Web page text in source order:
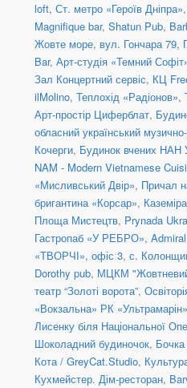
loft, Ст. метро «Героїв Дніпра»,
Magnifique bar, Shatun Pub,
Жовте море, вул. Гончара 79,
Bar, Арт-студія «Темний
Зал Концертний сервіс, КЦ
ilMolino, Теплохід «Радіонов»,
Арт-простір Циферблат,
обласний український
Кочерги, Будинок вчених НАН
NAM - Modern Vietnamese
«Мисливський Двір», Причал
бригантина «Корсар»,
Площа Мистецтв, Prynada
Гастропаб «У РЕБРО»,
«ТВОРЧІ», офіс 3, с.
Dorothy pub, МЦКМ
театр “Золоті ворота”,
«Вокзальна» РК «Ультрамарін»
Лисенку біля Національної
Шоколадний будиночок,
Кота / GreyCat.Studio,
Кухмейстер. Дім-ресторан,